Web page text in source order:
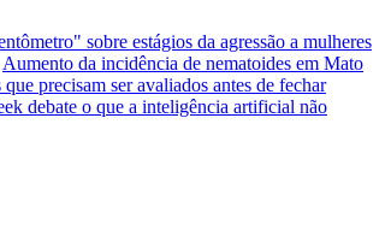
sobre estágios da agressão a mulheres
Aumento da incidência de nematoides em Mato
precisam ser avaliados antes de fechar
debate o que a inteligência artificial não